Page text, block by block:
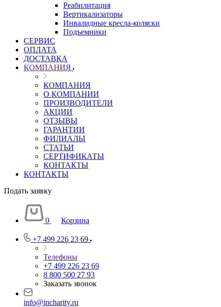
Реабилитация
Вертикализаторы
Инвалидные кресла-коляски
Подъемники
СЕРВИС
ОПЛАТА
ДОСТАВКА
КОМПАНИЯ
КОМПАНИЯ
О КОМПАНИИ
ПРОИЗВОДИТЕЛИ
АКЦИИ
ОТЗЫВЫ
ГАРАНТИИ
ФИЛИАЛЫ
СТАТЬИ
СЕРТИФИКАТЫ
КОНТАКТЫ
КОНТАКТЫ
Подать заявку
0 Корзина
+7 499 226 23 69
Телефоны
+7 499 226 23 69
8 800 500 27 93
Заказать звонок
info@incharity.ru